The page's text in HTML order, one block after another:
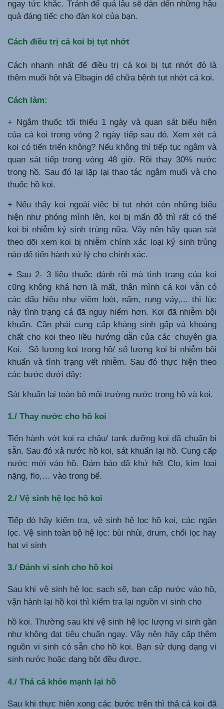
ngay tức khắc. Tránh để quá lâu sẽ dẫn dến những hậu
quả đáng tiếc cho đàn koi của bạn.
Cách điều trị cá koi bị tụt nhớt
Cách nhanh nhất để điều trị cá koi bị tụt nhớt đó là
thêm muối hột và Elbagin để chữa bệnh tụt nhớt cá koi.
Cách làm:
+ Ngâm thuốc tối thiểu 1 ngày và quan sát biểu hiện
của cá koi trong vòng 2 ngày tiếp sau đó. Xem xét cá
koi có tiến triển không? Nếu không thì tiếp tục ngâm và
quan sát tiếp trong vòng 48 giờ. Rồi thay 30% nước
trong hồ. Sau đó lại lặp lại thao tác ngâm muối và cho
thuốc hồ koi.
+ Nếu thấy koi ngoài việc bị tụt nhớt còn những biểu
hiện như phóng mình lên, koi bị mẩn đỏ thì rất có thể
koi bị nhiễm ký sinh trùng nữa. Vậy nên hãy quan sát
theo dõi xem koi bị nhiễm chính xác loại ký sinh trùng
nào để tiến hành xử lý cho chính xác.
+ Sau 2- 3 liều thuốc đánh rồi mà tình trạng của koi
cũng không khá hơn là mất, thân mình cá koi vẫn có
các dấu hiệu như viêm loét, nấm, rụng vảy,... thì lúc
này tình trạng cá đã nguy hiểm hơn. Koi đã nhiễm bội
khuẩn. Cần phải cung cấp kháng sinh gấp và khoáng
chất cho koi theo liều hướng dẫn của các chuyên gia
Koi. Số lượng koi trong hồ/ số lượng koi bị nhiễm bội
khuẩn và tình trạng vết nhiễm. Sau đó thực hiện theo
các bước dưới đây:
Sát khuẩn lại toàn bộ môi trường nước trong hồ và koi.
1./ Thay nước cho hồ koi
Tiến hành vớt koi ra chậu/ tank dưỡng koi đã chuẩn bị
sẵn. Sau đó xả nước hồ koi, sát khuẩn lại hồ. Cung cấp
nước mới vào hồ. Đảm bảo đã khử hết Clo, kim loại
nặng, flo,… vào trong bể.
2./ Vệ sinh hệ lọc hồ koi
Tiếp đó hãy kiểm tra, vệ sinh hệ lọc hồ koi, các ngăn
lọc. Vệ sinh toàn bộ hệ lọc: bùi nhùi, drum, chổi lọc hay
hạt vi sinh
3./ Đánh vi sinh cho hồ koi
Sau khi vệ sinh hệ lọc sạch sẽ, bạn cấp nước vào hồ,
vận hành lại hồ koi thì kiểm tra lại nguồn vi sinh cho
hồ koi. Thường sau khi vệ sinh hệ lọc lượng vi sinh gần
như không đạt tiêu chuẩn ngay. Vậy nên hãy cấp thêm
nguồn vi sinh có sẵn cho hồ koi. Bạn sử dụng dạng vi
sinh nước hoặc dạng bột đều được.
4./ Thả cá khỏe mạnh lại hồ
Sau khi thực hiên xong các bước trên thì thả cá koi đã